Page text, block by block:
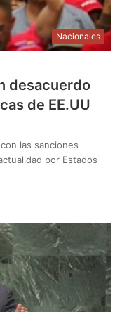
Nacionales
desacuerdo
de EE.UU
las sanciones
por Estados